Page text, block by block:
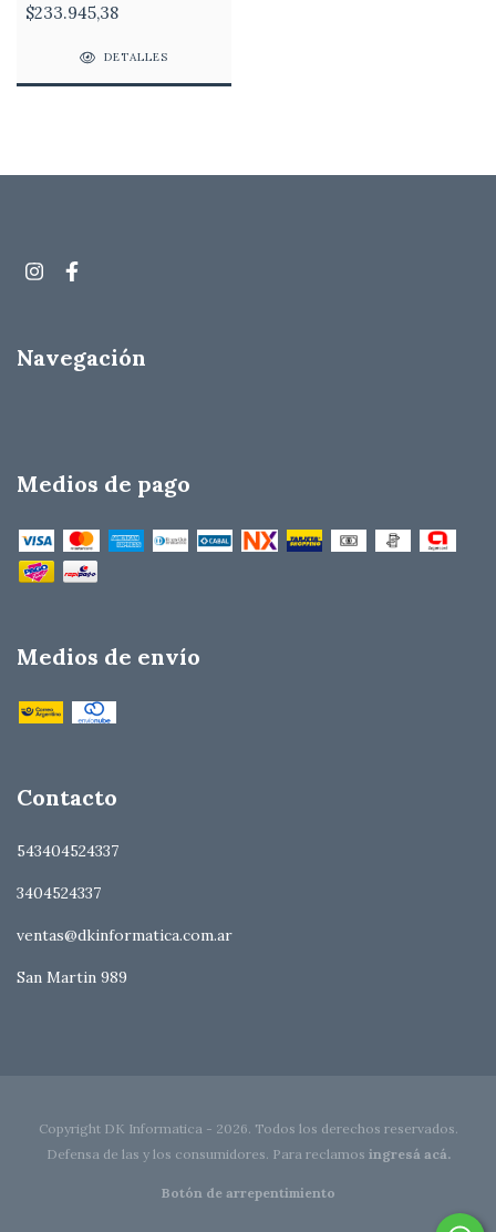
$233.945,38
DETALLES
Navegación
Medios de pago
Medios de envío
Contacto
543404524337
3404524337
ventas@dkinformatica.com.ar
San Martin 989
Copyright DK Informatica - 2026. Todos los derechos reservados.
Defensa de las y los consumidores. Para reclamos ingresá acá.
Botón de arrepentimiento